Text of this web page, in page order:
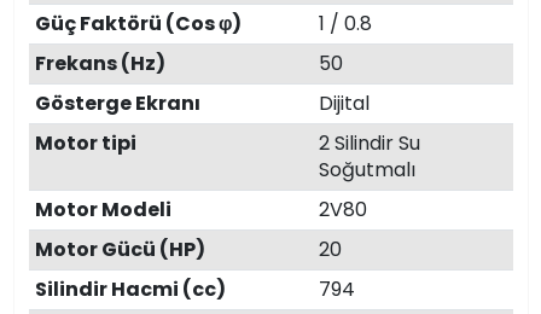
Güç Faktörü (Cos φ)
1 / 0.8
Frekans (Hz)
50
Gösterge Ekranı
Dijital
Motor tipi
2 Silindir Su
Soğutmalı
Motor Modeli
2V80
Motor Gücü (HP)
20
Silindir Hacmi (cc)
794